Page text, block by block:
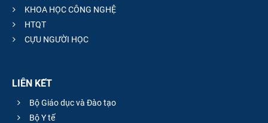
KHOA HỌC CÔNG NGHỆ
HTQT
CỰU NGƯỜI HỌC
LIÊN KẾT
Bộ Giáo dục và Đào tạo
Bộ Y tế